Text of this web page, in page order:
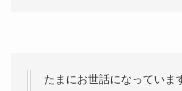
たまにお世話になっていま